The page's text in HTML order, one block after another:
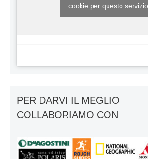
cookie per questo servizio
PER DARVI IL MEGLIO
COLLABORIAMO CON